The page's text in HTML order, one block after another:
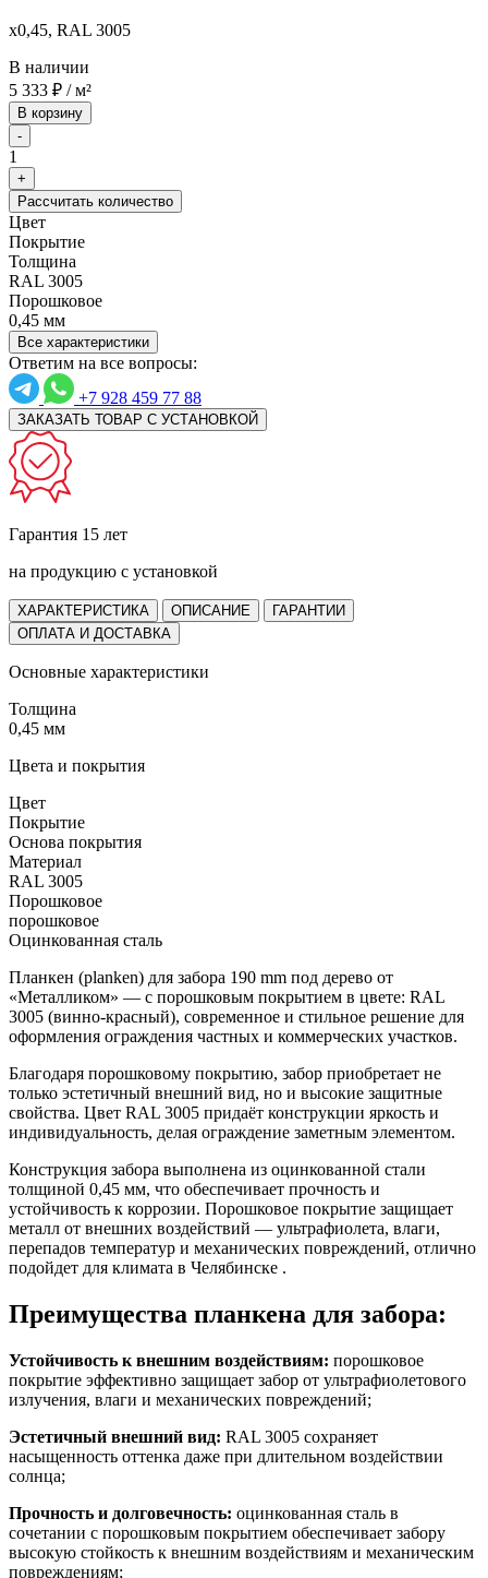
x0,45, RAL 3005
В наличии
5 333 ₽ / м²
В корзину
-
1
+
Рассчитать количество
Цвет
Покрытие
Толщина
RAL 3005
Порошковое
0,45 мм
Все характеристики
Ответим на все вопросы:
+7 928 459 77 88
ЗАКАЗАТЬ ТОВАР С УСТАНОВКОЙ
Гарантия 15 лет
на продукцию с установкой
ХАРАКТЕРИСТИКА ОПИСАНИЕ
ГАРАНТИИ
ОПЛАТА И ДОСТАВКА
Основные характеристики
Толщина
0,45 мм
Цвета и покрытия
Цвет
Покрытие
Основа покрытия
Материал
RAL 3005
Порошковое
порошковое
Оцинкованная сталь
Планкен (planken) для забора 190 mm под дерево от
«Металликом» — с порошковым покрытием в цвете: RAL
3005 (винно-красный), современное и стильное решение для
оформления ограждения частных и коммерческих участков.
Благодаря порошковому покрытию, забор приобретает не
только эстетичный внешний вид, но и высокие защитные
свойства. Цвет RAL 3005 придаёт конструкции яркость и
индивидуальность, делая ограждение заметным элементом.
Конструкция забора выполнена из оцинкованной стали
толщиной 0,45 мм, что обеспечивает прочность и
устойчивость к коррозии. Порошковое покрытие защищает
металл от внешних воздействий — ультрафиолета, влаги,
перепадов температур и механических повреждений, отлично
подойдет для климата в Челябинске .
Преимущества планкена для забора:
Устойчивость к внешним воздействиям: порошковое
покрытие эффективно защищает забор от ультрафиолетового
излучения, влаги и механических повреждений;
Эстетичный внешний вид: RAL 3005 сохраняет
насыщенность оттенка даже при длительном воздействии
солнца;
Прочность и долговечность: оцинкованная сталь в
сочетании с порошковым покрытием обеспечивает забору
высокую стойкость к внешним воздействиям и механическим
повреждениям;